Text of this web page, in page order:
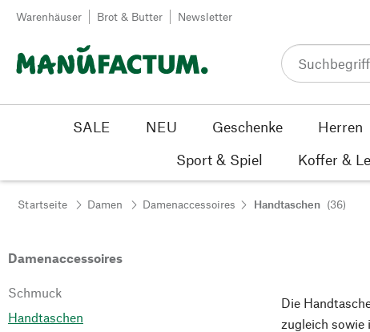
Zum Inhalt springen
Warenhäuser Brot & Butter Newsletter
SALE NEU Geschenke Herren
Sport & Spiel
Koffer &
Startseite Damen Damenaccessoires Handtaschen (36)
Damenaccessoires
Schmuck
Handtaschen
Die
zugleich sowie